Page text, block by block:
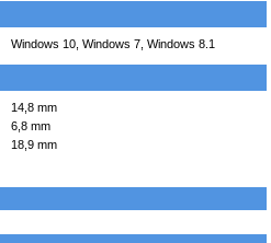
Windows 10, Windows 7, Windows 8.1
14,8 mm
6,8 mm
18,9 mm